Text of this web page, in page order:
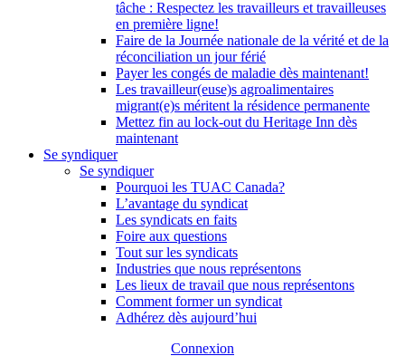
tâche : Respectez les travailleurs et travailleuses
en première ligne!
Faire de la Journée nationale de la vérité et de la
réconciliation un jour férié
Payer les congés de maladie dès maintenant!
Les travailleur(euse)s agroalimentaires
migrant(e)s méritent la résidence permanente
Mettez fin au lock-out du Heritage Inn dès
maintenant
Se syndiquer
Se syndiquer
Pourquoi les TUAC Canada?
L’avantage du syndicat
Les syndicats en faits
Foire aux questions
Tout sur les syndicats
Industries que nous représentons
Les lieux de travail que nous représentons
Comment former un syndicat
Adhérez dès aujourd’hui
Connexion